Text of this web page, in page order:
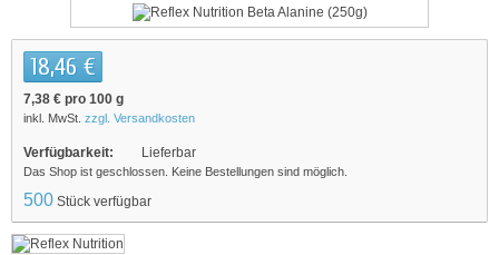
18,46 €
7,38 € pro 100 g
inkl. MwSt. zzgl. Versandkosten
Verfügbarkeit: Lieferbar
Das Shop ist geschlossen. Keine Bestellungen sind möglich.
500 Stück verfügbar